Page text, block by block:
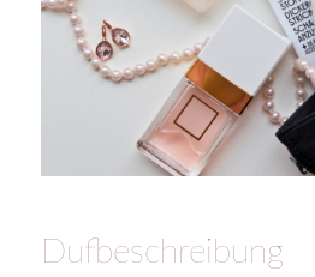
Dufbeschreibung